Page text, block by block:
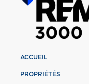
ACCUEIL
PROPRIÉTÉS